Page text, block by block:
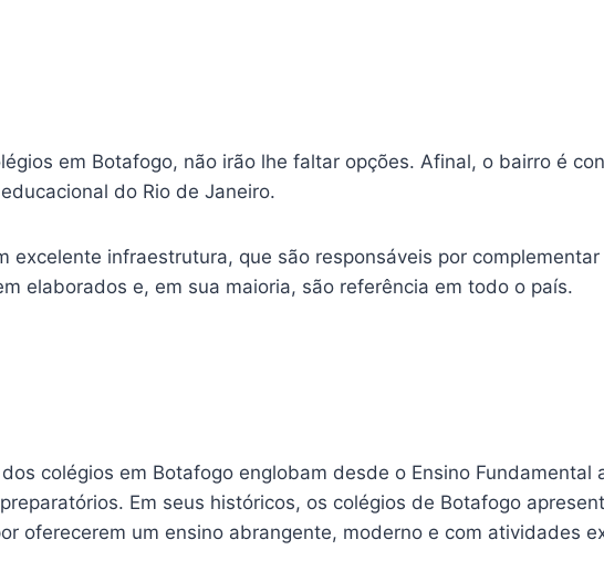
em Botafogo, não irão lhe faltar opções. Afinal, o bairro é
do Rio de Janeiro.
excelente infraestrutura, que são responsáveis por
elaborados e, em sua maioria, são referência em todo o país.
colégios em Botafogo englobam desde o Ensino
Em seus históricos, os colégios de Botafogo
oferecerem um ensino abrangente, moderno e com atividades